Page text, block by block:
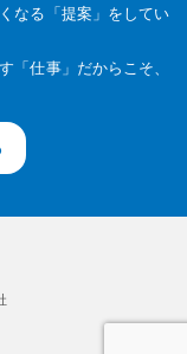
なる「提案」をしてい
「仕事」だからこそ、